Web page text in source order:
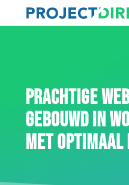
PRACHTIGE
GEBOUWD IN
MET OPTIMAAL